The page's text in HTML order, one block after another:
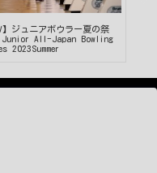
】ジュニアボウラー夏の祭
All-Japan Bowling
2023Summer